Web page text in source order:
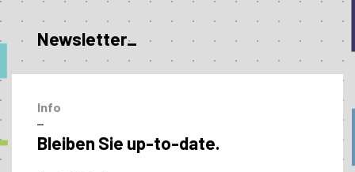
Newsletter_
Info
–
Bleiben Sie up-to-date.